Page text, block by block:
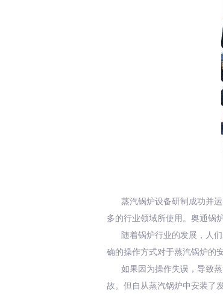
蒸汽锅炉设备研制成功并
多的行业领域所使用。奥通锅
随着锅炉行业的发展，人
确的操作方式对于蒸汽锅炉的
如果因为操作失误，导致
故。但自从蒸汽锅炉中安装了